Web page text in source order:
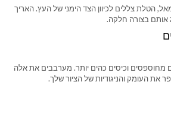
הטלת צללים לכיוון הצד הימני של העץ. האריך
אותם בצורה חלקה.
מחוספסים וכיסים כהים יותר. מערבבים את אלה
את העומק והניגודיות של הציור שלך.